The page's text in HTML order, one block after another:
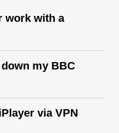
work with a
my BBC
via VPN